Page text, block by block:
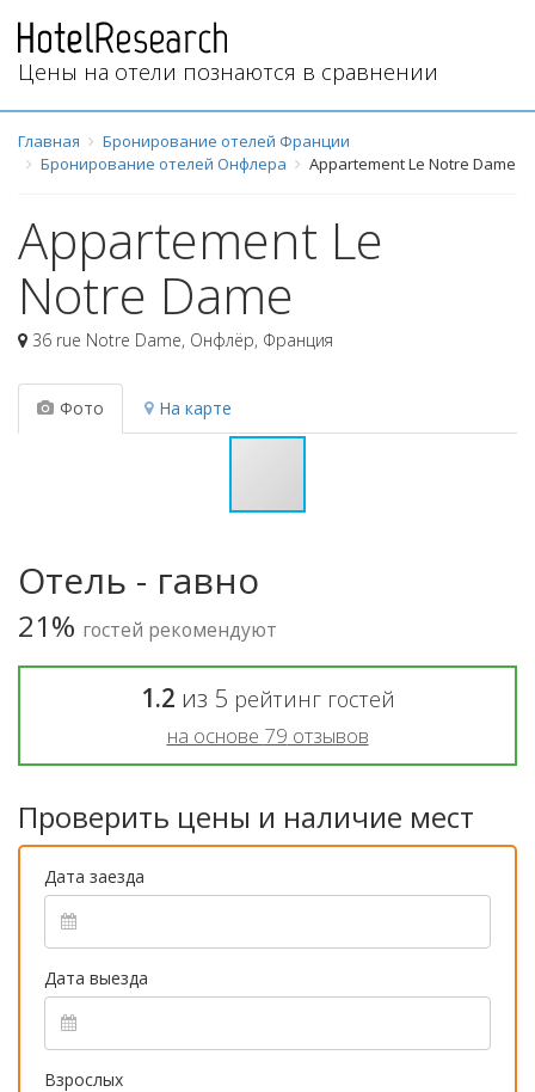
Цены на отели познаются в сравнении
Главная
Бронирование отелей Франции
Бронирование отелей Онфлера
Appartement Le Notre Dame
Appartement Le
Notre Dame
36 rue Notre Dame, Онфлёр, Франция
Фото На карте
Отель - гавно
21% гостей рекомендуют
1.2 из 5 рейтинг гостей
на основе 79 отзывов
Проверить цены и наличие мест
Дата заезда
Дата выезда
Взрослых